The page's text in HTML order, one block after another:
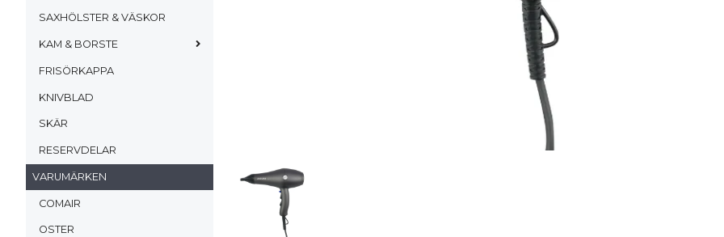
SAXHÖLSTER & VÄSKOR
KAM & BORSTE
FRISÖRKAPPA
KNIVBLAD
SKÄR
RESERVDELAR
VARUMÄRKEN
COMAIR
OSTER